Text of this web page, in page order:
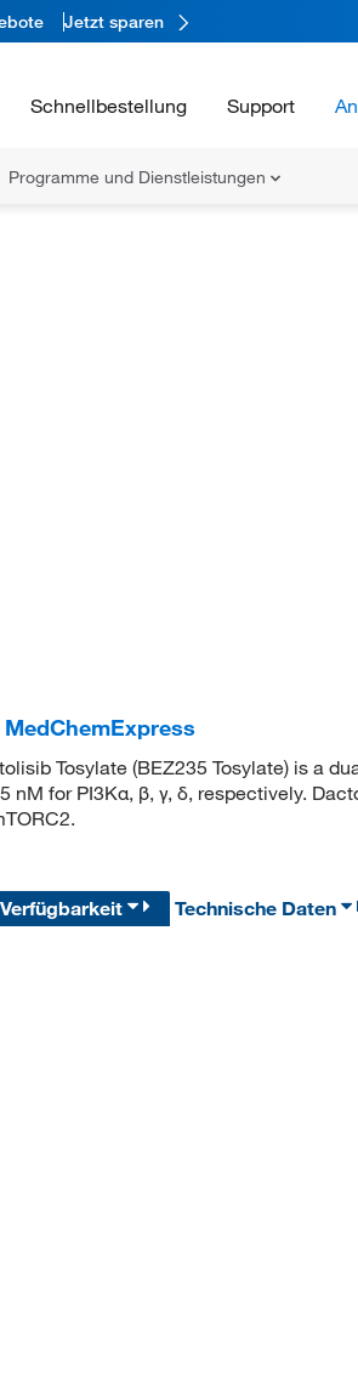
Jetzt sparen
Schnellbestellung Support
Programme und Dienstleistungen
Tosylate (BEZ235 Tosylate) is a
nM for PI3Kα, β, γ, δ, respectively.
Technische Daten